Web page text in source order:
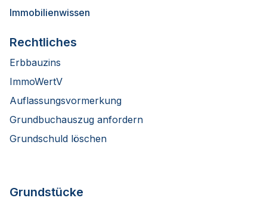
Immobilienwissen
Rechtliches
Erbbauzins
ImmoWertV
Auflassungsvormerkung
Grundbuchauszug anfordern
Grundschuld löschen
Grundstücke